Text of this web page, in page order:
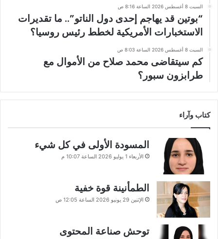
السبت 8 أغسطس 2026 الساعة 8:16 ص
“بوتين قد يهاجم إحدى دول الناتو”.. ما تقديرات
الاستخبارات الأمريكية لخطط رئيس روسيا؟
السبت 8 أغسطس 2026 الساعة 8:03 ص
كم سيتقاضى محمد صلاح من الأموال مع
طرابزون سبور؟
كتاب وآراء
المسودة الأولى في كل شيء
الأربعاء 1 يوليو 2026 الساعة 10:07 م
الطمأنينة قوة خفية
الإثنين 29 يونيو 2026 الساعة 12:05 ص
توحش صناعة المحتوى